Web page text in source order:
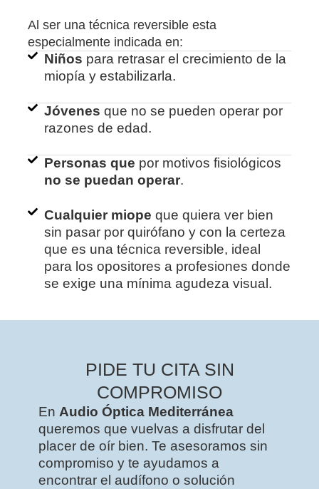
Al ser una técnica reversible esta
especialmente indicada en:
Niños para retrasar el crecimiento de la
miopía y estabilizarla.
Jóvenes que no se pueden operar por
razones de edad.
Personas que por motivos fisiológicos
no se puedan operar.
Cualquier miope que quiera ver bien
sin pasar por quirófano y con la certeza
que es una técnica reversible, ideal
para los opositores a profesiones donde
se exige una mínima agudeza visual.
PIDE TU CITA SIN
COMPROMISO
En Audio Óptica Mediterránea
queremos que vuelvas a disfrutar del
placer de oír bien. Te asesoramos sin
compromiso y te ayudamos a
encontrar el audífono o solución